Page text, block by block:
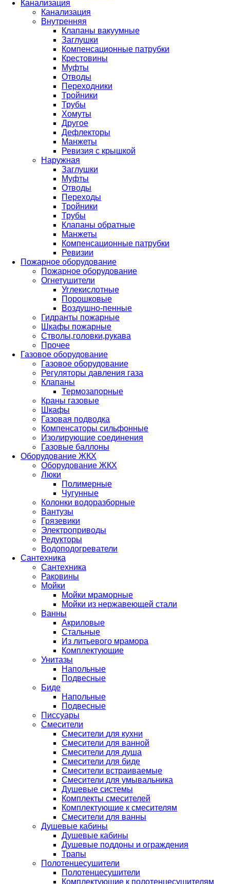
Канализация
Канализация
Внутренняя
Клапаны вакуумные
Заглушки
Компенсационные патрубки
Крестовины
Муфты
Отводы
Переходники
Тройники
Трубы
Хомуты
Другое
Дефлекторы
Манжеты
Ревизия с крышкой
Наружная
Заглушки
Муфты
Отводы
Переходы
Тройники
Трубы
Клапаны обратные
Манжеты
Компенсационные патрубки
Ревизии
Пожарное оборудование
Пожарное оборудование
Огнетушители
Углекислотные
Порошковые
Воздушно-пенные
Гидранты пожарные
Шкафы пожарные
Стволы,головки,рукава
Прочее
Газовое оборудование
Газовое оборудование
Регуляторы давления газа
Клапаны
Термозапорные
Краны газовые
Шкафы
Газовая подводка
Компенсаторы сильфонные
Изолирующие соединения
Газовые баллоны
Оборудование ЖКХ
Оборудование ЖКХ
Люки
Полимерные
Чугунные
Колонки водоразборные
Вантузы
Грязевики
Электроприводы
Редукторы
Водоподогреватели
Сантехника
Сантехника
Раковины
Мойки
Мойки мраморные
Мойки из нержавеющей стали
Ванны
Акриловые
Стальные
Из литьевого мрамора
Комплектующие
Унитазы
Напольные
Подвесные
Биде
Напольные
Подвесные
Писсуары
Смесители
Смесители для кухни
Смесители для ванной
Смесители для душа
Смесители для биде
Смесители встраиваемые
Смесители для умывальника
Душевые системы
Комплекты смесителей
Комплектующие к смесителям
Смесители для ванны
Душевые кабины
Душевые кабины
Душевые поддоны и ограждения
Трапы
Полотенцесушители
Полотенцесушители
Комплектующие к полотенцесушителям